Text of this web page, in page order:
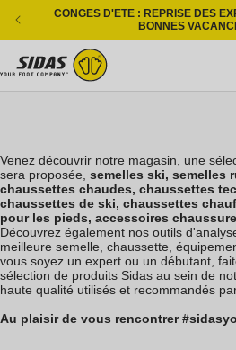
Ignorer et passer au contenu
CONGES D'ETE : REPRISE DES
BONNES
Venez découvrir notre magasin, une
sera proposée, semelles ski, semelles
chaussettes chaudes, chaussettes
chaussettes de ski, chaussettes
pour les pieds, accessoires
Découvrez également nos outils
meilleure semelle, chaussette,
vous soyez un expert ou un débutant,
sélection de produits Sidas au sein de
haute qualité utilisés et recommandés
Au plaisir de vous rencontrer